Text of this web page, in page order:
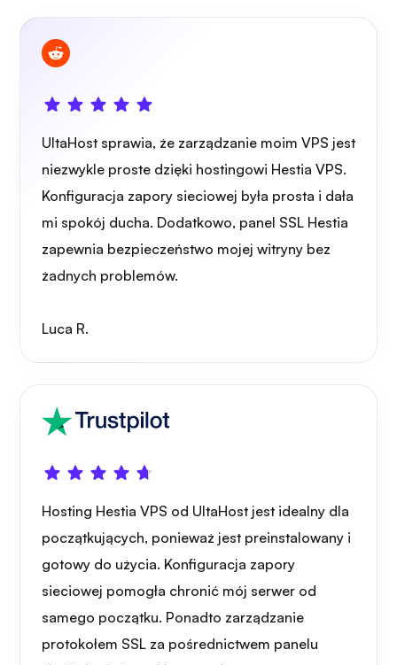
Rentgen
Playtube
Portażysta
UltaHost sprawia, że zarządzanie moim VPS jest
niezwykle proste dzięki hostingowi Hestia VPS.
Konfiguracja zapory sieciowej była prosta i dała
mi spokój ducha. Dodatkowo, panel SSL Hestia
zapewnia bezpieczeństwo mojej witryny bez
żadnych problemów.
Luca R.
Hosting Hestia VPS od UltaHost jest idealny dla
początkujących, ponieważ jest preinstalowany i
gotowy do użycia. Konfiguracja zapory
sieciowej pomogła chronić mój serwer od
samego początku. Ponadto zarządzanie
protokołem SSL za pośrednictwem panelu